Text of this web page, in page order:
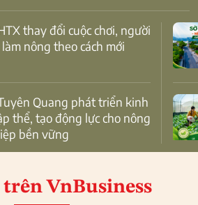
nông theo cách mới
thể, tạo động lực cho nông
bền vững
trên VnBusiness